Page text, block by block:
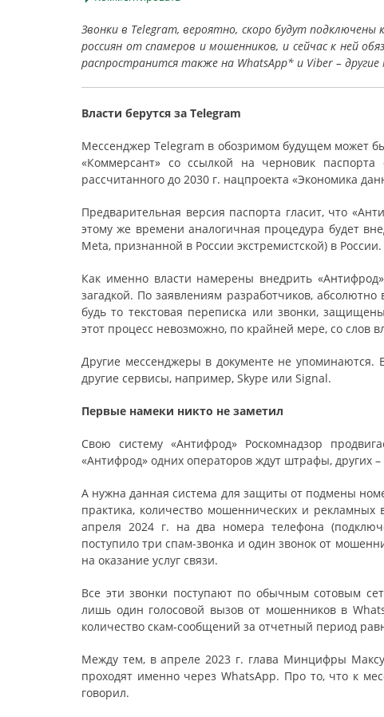
Звонки в Telegram, вероятно, скоро будут
россиян от спамеров и мошенников, и сейчас к ней
распространится также на WhatsApp* и Viber –
Власти берутся за Telegram
Мессенджер Telegram в обозримом будущем может
«Коммерсант» со ссылкой на черновик паспорта
рассчитанного до 2030 г. нацпроекта «Экономика
Предварительная версия паспорта гласит, что
этому же времени аналогичная процедура будет
Meta, признанной в России экстремистской) в России.
Как именно власти намерены внедрить
загадкой. По заявлениям разработчиков,
будь то текстовая переписка или звонки,
этот процесс невозможно, по крайней мере, со слов
Другие мессенджеры в документе не упоминаются.
другие сервисы, например, Skype или Signal.
Первые намеки никто не заметил
Свою систему «Антифрод» Роскомнадзор
«Антифрод» одних операторов ждут штрафы, других
А нужна данная система для защиты от подмены
практика, количество мошеннических и
апреля 2024 г. на два номера телефона
поступило три спам-звонка и один звонок от
на оказание услуг связи.
Все эти звонки поступают по обычным сотовым
лишь один голосовой вызов от мошенников в
количество скам-сообщений за отчетный период
Между тем, в апреле 2023 г. глава Минцифры
проходят именно через WhatsApp. Про то, что к
говорил.